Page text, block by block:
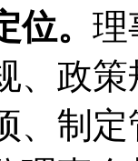
位。 理
、政
、制